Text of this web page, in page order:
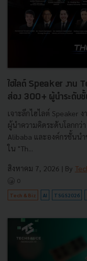
ไฮไลต์ Speaker งา
ส่อง 300+ ผู้นำระดับ
เจาะลึกไฮไลต์ Speaker
ผู้นำความคิดระดับโลกกว่
Alibaba และองค์กรชั้นน
ใน "Th...
สิงหาคม 7, 2026 | By
0
Tech & Biz AI TSGS2026